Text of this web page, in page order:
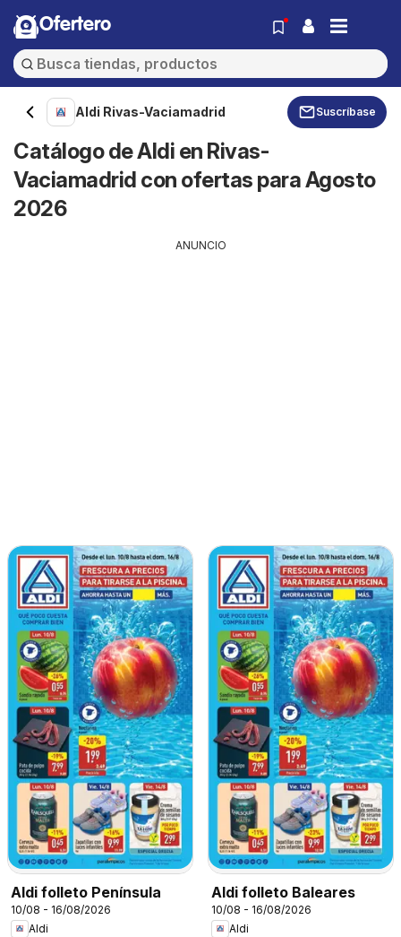
Ofertero
Aldi Rivas-Vaciamadrid Suscríbase
Catálogo de Aldi en Rivas-
Vaciamadrid con ofertas para Agosto
2026
ANUNCIO
Aldi folleto Península
10/08 - 16/08/2026
Aldi
Aldi folleto Baleares
10/08 - 16/08/2026
Aldi